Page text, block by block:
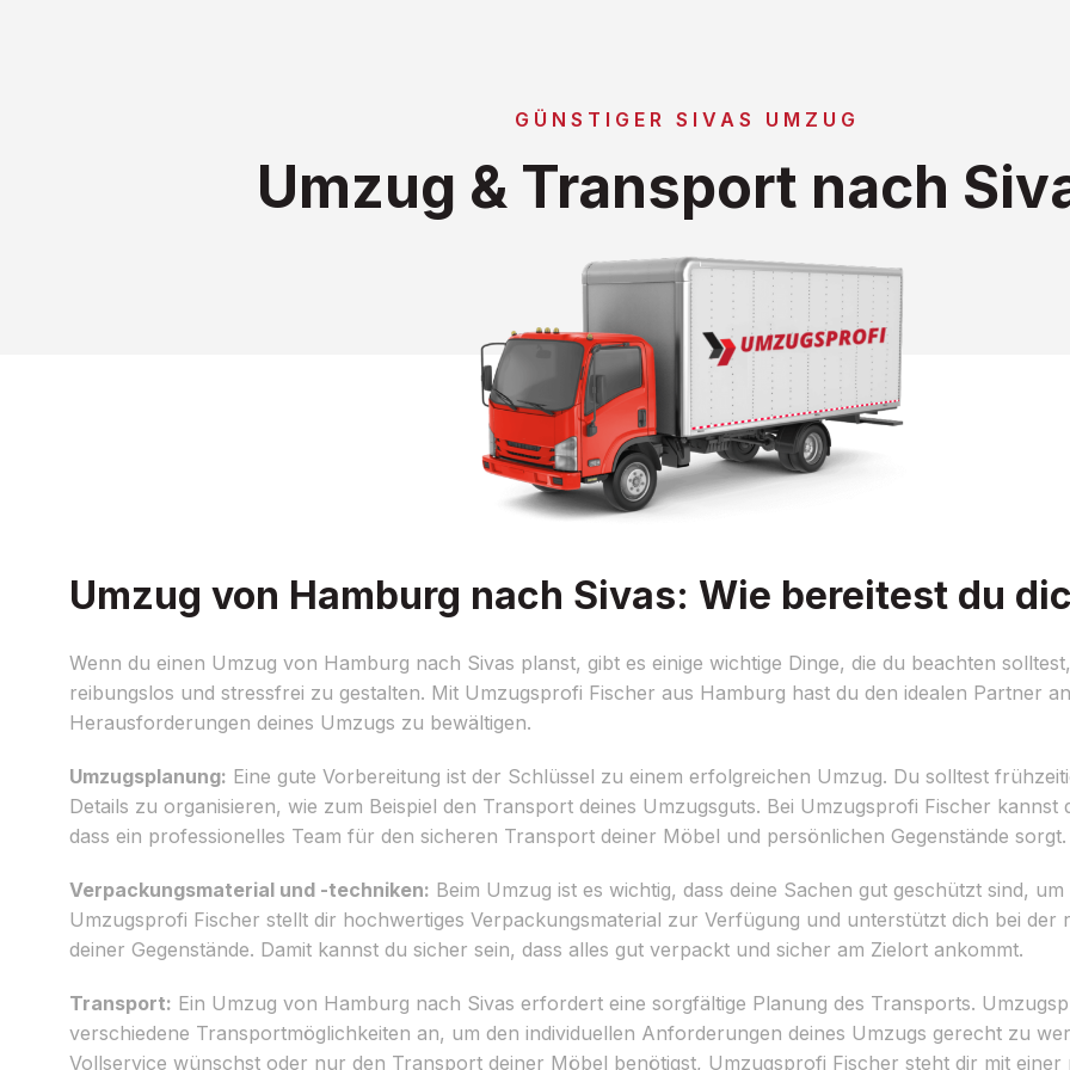
GÜNSTIGER SIVAS UMZUG
Umzug & Transport nach
Umzug von Hamburg nach Sivas: Wie bereitest du
Wenn du einen Umzug von Hamburg nach Sivas planst, gibt es einige wichtige Dinge, die du beachten
reibungslos und stressfrei zu gestalten. Mit Umzugsprofi Fischer aus Hamburg hast du den idealen Partner
Herausforderungen deines Umzugs zu bewältigen.
Umzugsplanung: Eine gute Vorbereitung ist der Schlüssel zu einem erfolgreichen Umzug. Du solltest
Details zu organisieren, wie zum Beispiel den Transport deines Umzugsguts. Bei Umzugsprofi Fischer kannst
dass ein professionelles Team für den sicheren Transport deiner Möbel und persönlichen Gegenstände sorgt.
Verpackungsmaterial und -techniken: Beim Umzug ist es wichtig, dass deine Sachen gut geschützt sind,
Umzugsprofi Fischer stellt dir hochwertiges Verpackungsmaterial zur Verfügung und unterstützt dich bei der
deiner Gegenstände. Damit kannst du sicher sein, dass alles gut verpackt und sicher am Zielort ankommt.
Transport: Ein Umzug von Hamburg nach Sivas erfordert eine sorgfältige Planung des Transports.
verschiedene Transportmöglichkeiten an, um den individuellen Anforderungen deines Umzugs gerecht zu
Vollservice wünschst oder nur den Transport deiner Möbel benötigst, Umzugsprofi Fischer steht dir mit einer